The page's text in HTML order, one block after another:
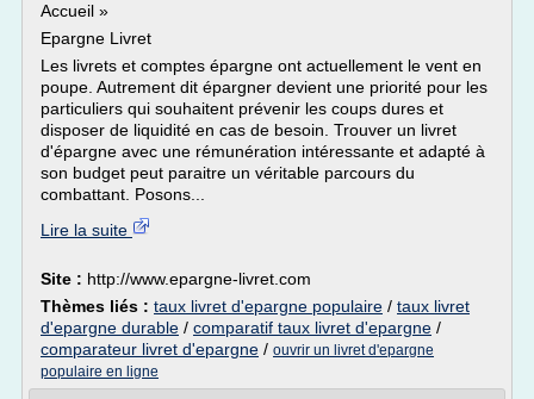
Accueil »
Epargne Livret
Les livrets et comptes épargne ont actuellement le vent en
poupe. Autrement dit épargner devient une priorité pour les
particuliers qui souhaitent prévenir les coups dures et
disposer de liquidité en cas de besoin. Trouver un livret
d'épargne avec une rémunération intéressante et adapté à
son budget peut paraitre un véritable parcours du
combattant. Posons...
Lire la suite
Site : http://www.epargne-livret.com
Thèmes liés : taux livret d'epargne populaire / taux livret
d'epargne durable / comparatif taux livret d'epargne /
comparateur livret d'epargne / ouvrir un livret d'epargne
populaire en ligne